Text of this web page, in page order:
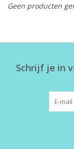
Herensokken
Geen producten
Schrijf je in